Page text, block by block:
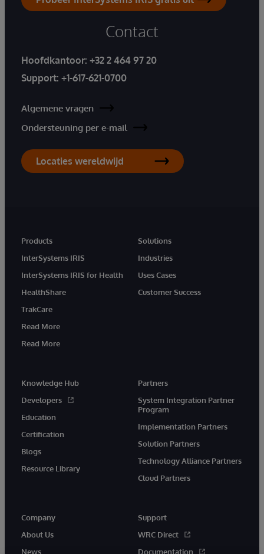
Contact
Hoofdkantoor: +32 2 464 97 20
Support: +1-617-621-0700
Algemene vragen
Ondersteuning per e-mail
Locaties wereldwijd
Products
InterSystems IRIS
InterSystems IRIS for Health
HealthShare
TrakCare
Read More
Read More
Solutions
Industries
Uses Cases
Customer Success
Knowledge Hub
Developers
Education
Certification
Blogs
Resource Library
Partners
System Integration Partner
Program
Implementation Partners
Solution Partners
Technology Alliance Partners
Cloud Partners
Company
About Us
News
Support
WRC Direct
Documentation